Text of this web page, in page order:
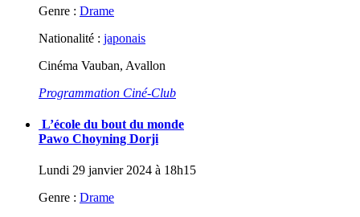
Genre : Drame
Nationalité : japonais
Cinéma Vauban, Avallon
Programmation Ciné-Club
L’école du bout du monde
Pawo Choyning Dorji
Lundi 29 janvier 2024 à 18h15
Genre : Drame